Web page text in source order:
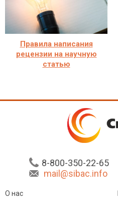
Правила написания
рецензии на научную
статью
8-800-350-22-65
mail@sibac.info
О нас